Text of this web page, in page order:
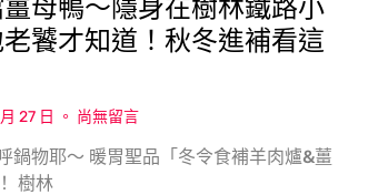
薑母鴨〜隱身在樹林鐵路小
饕才知道！秋冬進補看這
27 日 尚無留言
鍋物耶〜 暖胃聖品「冬令食補羊肉爐&薑
樹林